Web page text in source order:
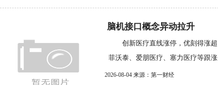
脑机接口概念异动拉升
创新医疗直线涨停，优刻得涨超
菲沃泰、爱朋医疗、塞力医疗等跟
2026-08-04 来源：第一财经